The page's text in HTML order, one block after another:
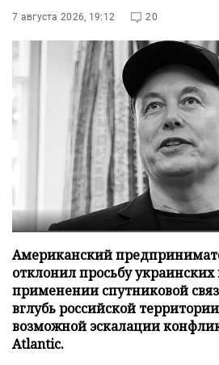
7 августа 2026, 19:12 20
Американский
отклонил просьбу украинских
применении спутниковой
вглубь российской
возможной эскалации
Atlantic.